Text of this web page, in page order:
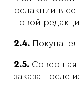
редакции в
новой
2.4.
2.5. Совершая
заказа после